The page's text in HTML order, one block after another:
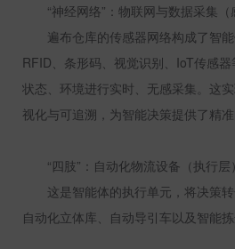
“神经网络”：物联网与数据采集（
遍布仓库的传感器网络构成了智
RFID、条形码、视觉识别、 IoT传感器
状态、环境进行实时、无感采集。这
视化与可追溯，为智能决策提供了精准
“四肢”：自动化物流设备（执行层）
这是智能体的执行单元，将决策
自动化立体库、自动导引车以及智能拣